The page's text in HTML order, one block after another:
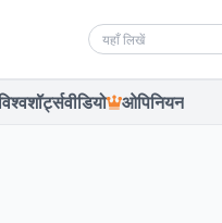
Search news
शॉर्ट्सवीडियो ओपिनियन